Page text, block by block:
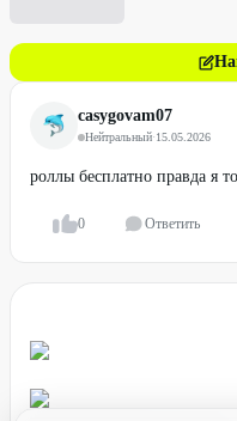
casygovam07
Нейтральный·15.05.2026
роллы бесплатно правда я
0 Ответить